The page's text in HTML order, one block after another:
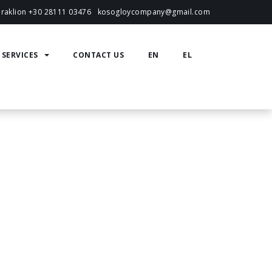
+30 28111 03476 kosogloycompany@gmail.com
SERVICES CONTACT US EN EL